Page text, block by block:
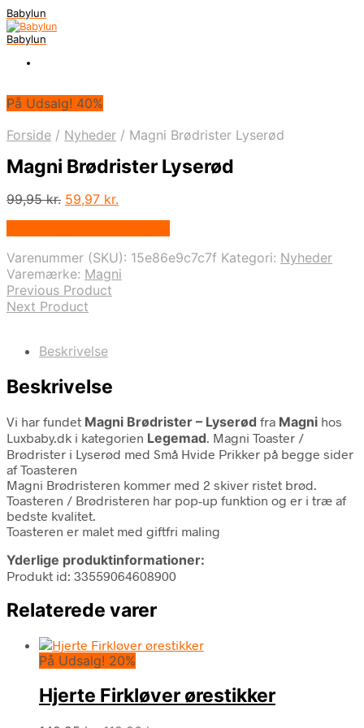
Babylun
Babylun
På Udsalg! 40%
Forside / Nyheder / Magni Brødrister Lyserød
Magni Brødrister Lyserød
99,95kr. Den
99,95 kr..
59,97 kr.
59,97 kr..
Varenummer (SKU): 15e86e9c7c7f Kategori: Nyheder
Varemærke: Magni
Previous Product
Next Product
Beskrivelse
Beskrivelse
Vi har fundet Magni Brødrister – Lyserød fra Magni hos
Luxbaby.dk i kategorien Legemad. Magni Toaster /
Brødrister i Lyserød med Små Hvide Prikker på begge sider
af Toasteren
Magni Brødristeren kommer med 2 skiver ristet brød.
Toasteren / Brødristeren har pop-up funktion og er i træ af
bedste kvalitet.
Toasteren er malet med giftfri maling
Yderlige produktinformationer:
Produkt id: 33559064608900
Relaterede varer
På Udsalg! 20%
Hjerte Firkløver ørestikker